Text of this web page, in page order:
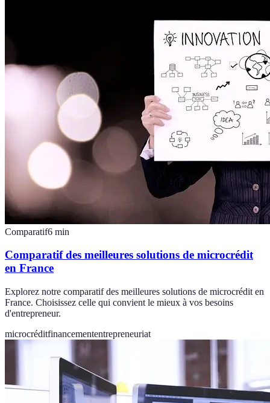
Comparatif6 min
Comparatif des meilleures solutions de microcrédit
en France
Explorez notre comparatif des meilleures solutions de microcrédit en
France. Choisissez celle qui convient le mieux à vos besoins
d'entrepreneur.
microcréditfinancemententrepreneuriat